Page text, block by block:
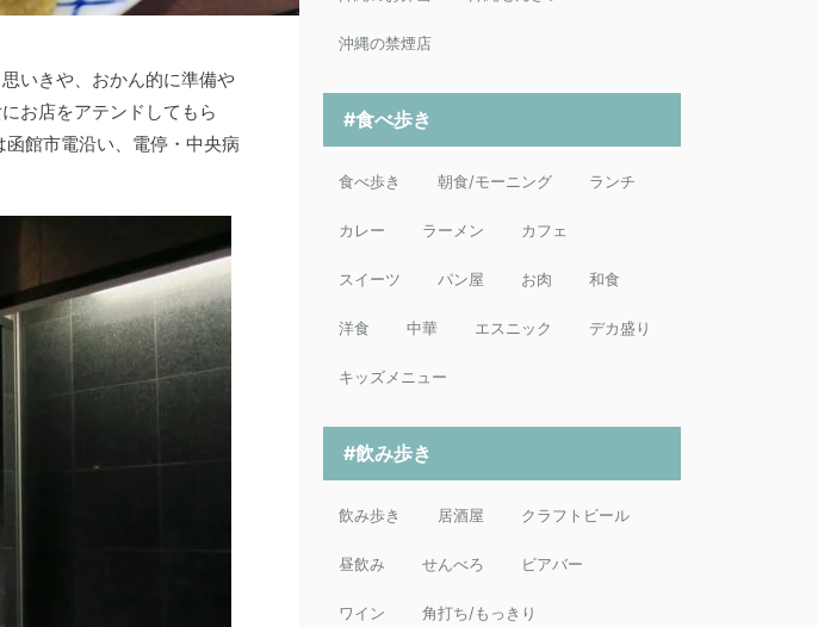
いきや、おかん的に準備や
お店をアテンドしてもら
館市電沿い、電停・中央病
沖縄の禁煙店
#食べ歩き
食べ歩き 朝食/モーニング ランチ
カレー ラーメン カフェ
スイーツ パン屋 お肉 和食
洋食 中華 エスニック デカ盛り
キッズメニュー
#飲み歩き
飲み歩き 居酒屋 クラフトビール
昼飲み せんべろ ビアバー
ワイン 角打ち/もっきり